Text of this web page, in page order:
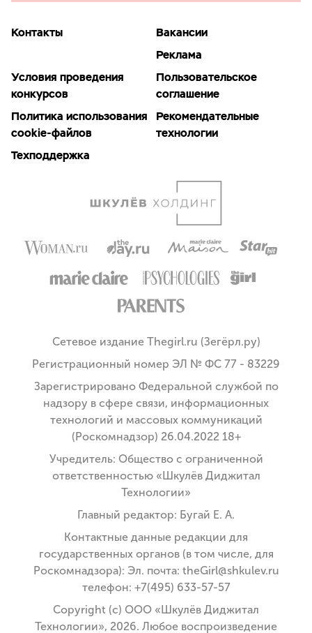
Контакты
Вакансии
Реклама
Условия проведения
конкурсов
Пользовательское
соглашение
Политика использования
cookie-файлов
Рекомендательные
технологии
Техподдержка
Сетевое издание Thegirl.ru (Зегёрл.ру)
Регистрационный номер ЭЛ № ФС 77 - 83229
Зарегистрировано Федеральной службой по
надзору в сфере связи, информационных
технологий и массовых коммуникаций
(Роскомнадзор) 26.04.2022 18+
Учредитель: Общество с ограниченной
ответственностью «Шкулёв Диджитал
Технологии»
Главный редактор: Бугай Е. А.
Контактные данные редакции для
государственных органов (в том числе, для
Роскомнадзора): Эл. почта: theGirl@shkulev.ru
телефон: +7(495) 633-57-57
Copyright (с) ООО «Шкулёв Диджитал
Технологии», 2026. Любое воспроизведение